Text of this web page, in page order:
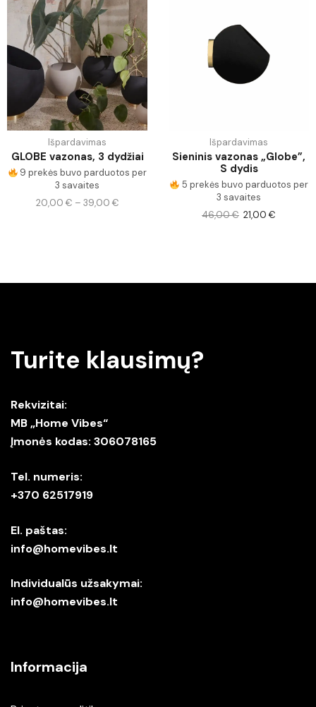
Išpardavimas
GLOBE vazonas, 3 dydžiai
9 prekės buvo parduotos per
3 savaites
20,00 € – 39,00 €
Išpardavimas
Sieninis vazonas „Globe”,
S dydis
5 prekės buvo parduotos per
3 savaites
46,00€ 21,00€
Turite klausimų?
Rekvizitai:
MB „Home Vibes“
Įmonės kodas: 306078165
Tel. numeris:
+370 62517919
El. paštas:
info@homevibes.lt
Individualūs užsakymai:
info@homevibes.lt
Informacija